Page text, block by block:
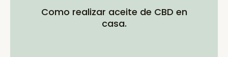
Como realizar aceite de CBD en
casa.